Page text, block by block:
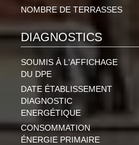
NOMBRE DE TERRASSES
DIAGNOSTICS
SOUMIS À L'AFFICHAGE
DU DPE
DATE ÉTABLISSEMENT
DIAGNOSTIC
ENERGÉTIQUE
CONSOMMATION
ÉNERGIE PRIMAIRE